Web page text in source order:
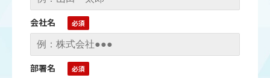
会社名
部署名